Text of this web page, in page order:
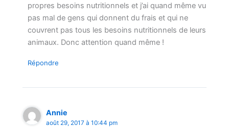
propres besoins nutritionnels et j’ai quand même vu
pas mal de gens qui donnent du frais et qui ne
couvrent pas tous les besoins nutritionnels de leurs
animaux. Donc attention quand même !
Répondre
Annie
août 29, 2017 à 10:44 pm